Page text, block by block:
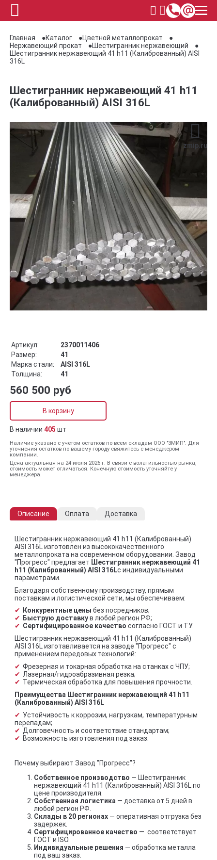
Главная Каталог
Цветной металлопрокат
Нержавеющий прокат
Шестигранник нержавеющий
Шестигранник нержавеющий 41 h11 (Калиброванный) AISI
316L
Шестигранник нержавеющий 41 h11
(Калиброванный) AISI 316L
zmip.ru
Артикул:
2370011406
Размер:
41
Марка стали:
AISI 316L
Толщина:
41
560 500 руб
В корзину
В наличии 405 шт
Наличие указано с учетом остатков по всем складам ООО "ЗМИП". Для
уточнения остатков по вашему городу свяжитесь с менеджером
компании.
Цена актуальная на 24 июля 2026 г. В связи с волатильностью рынка,
стоимость может отличаться. Конечную стоимость уточняйте у
менеджера.
Описание Оплата Доставка
Шестигранник нержавеющий 41 h11 (Калиброванный)
AISI 316L изготовлен из высококачественного
металлопроката на современном оборудовании. Завод
"Прогресс" предлагает Шестигранник нержавеющий 41
h11 (Калиброванный) AISI 316Lс индивидуальными
параметрами.
Благодаря собственному производству, прямым
поставкам и логистической сети, мы обеспечиваем:
Конкурентные цены без посредников;
Быструю доставкув любой регион РФ;
Сертифицированное качество согласно ГОСТ и ТУ.
Шестигранник нержавеющий 41 h11 (Калиброванный)
AISI 316L изготавливается на заводе "Прогресс" с
применением передовых технологий:
Фрезерная и токарная обработка на станках с ЧПУ;
Лазерная/гидроабразивная резка;
Термическая обработка для повышения прочности.
Преимущества Шестигранник нержавеющий 41 h11
(Калиброванный) AISI 316L
Устойчивость к коррозии, нагрузкам, температурным
перепадам;
Долговечность и соответствие стандартам;
Возможность изготовления под заказ.
Почему выбирают Завод "Прогресс"?
Собственное производство — Шестигранник
нержавеющий 41 h11 (Калиброванный) AISI 316L по
цене производителя.
Собственная логистика — доставка от 5 дней в
любой регион РФ.
Склады в 20 регионах — оперативная отгрузка без
задержек.
Сертифицированное качество — соответствует
ГОСТ и ISO.
Индивидуальные решения — обработка металла
под ваш заказ.